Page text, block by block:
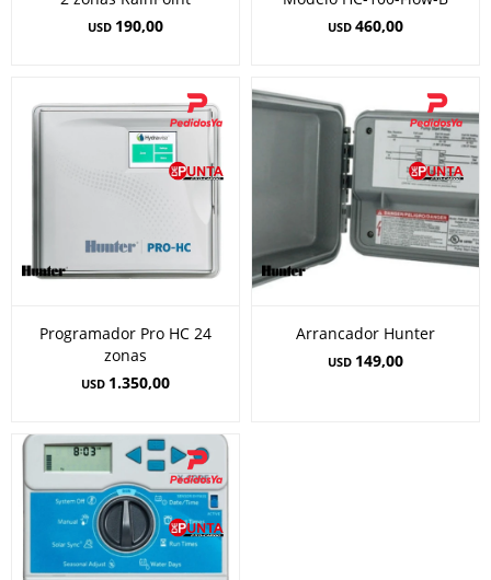
USD 190,00 USD 460,00
Programador Pro HC 24
zonas
USD 1.350,00
Arrancador Hunter
USD 149,00